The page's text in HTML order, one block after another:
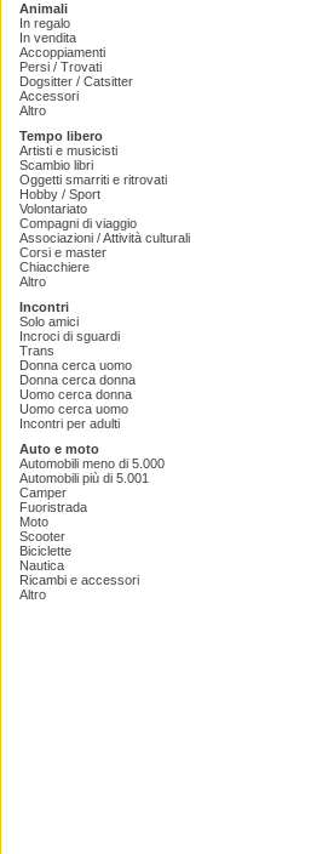
Animali
In regalo
In vendita
Accoppiamenti
Persi / Trovati
Dogsitter / Catsitter
Accessori
Altro
Tempo libero
Artisti e musicisti
Scambio libri
Oggetti smarriti e ritrovati
Hobby / Sport
Volontariato
Compagni di viaggio
Associazioni / Attività culturali
Corsi e master
Chiacchiere
Altro
Incontri
Solo amici
Incroci di sguardi
Trans
Donna cerca uomo
Donna cerca donna
Uomo cerca donna
Uomo cerca uomo
Incontri per adulti
Auto e moto
Automobili meno di 5.000
Automobili più di 5.001
Camper
Fuoristrada
Moto
Scooter
Biciclette
Nautica
Ricambi e accessori
Altro